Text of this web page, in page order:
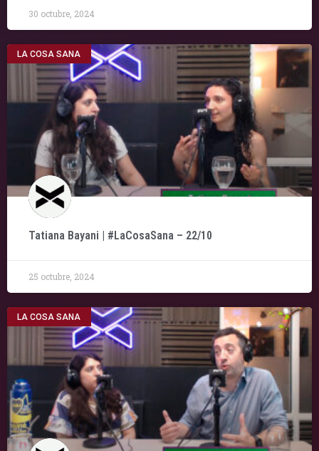
30 octubre, 2024
LA COSA SANA
Tatiana Bayani | #LaCosaSana – 22/10
25 octubre, 2024
LA COSA SANA